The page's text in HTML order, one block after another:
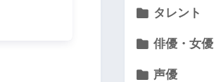
タレント
俳優・女優
声優